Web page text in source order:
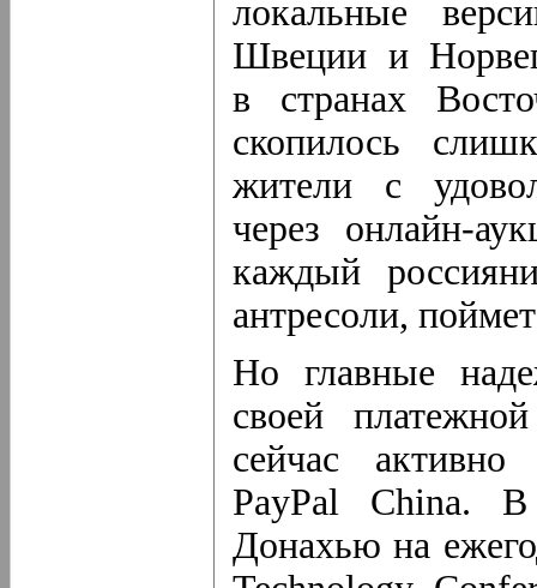
локальные
Швеции и
в странах
скопилось
жители с
через онлайн-
каждый
антресоли,
Но главные
своей
сейчас активно
PayPal China.
Донахью на